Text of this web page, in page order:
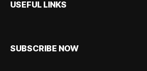
USEFUL LINKS
SUBSCRIBE NOW